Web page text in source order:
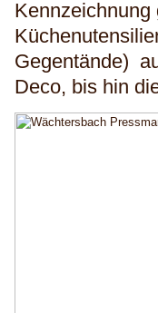
Kennzeichnung
Gegentände)
Deco, bis hin